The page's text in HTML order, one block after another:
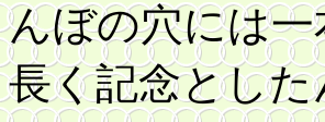
んぼの穴には
長く記念とし